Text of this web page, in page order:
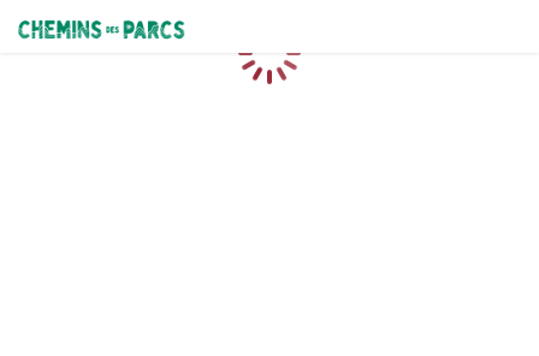
Chemins des Parcs
Caricamento